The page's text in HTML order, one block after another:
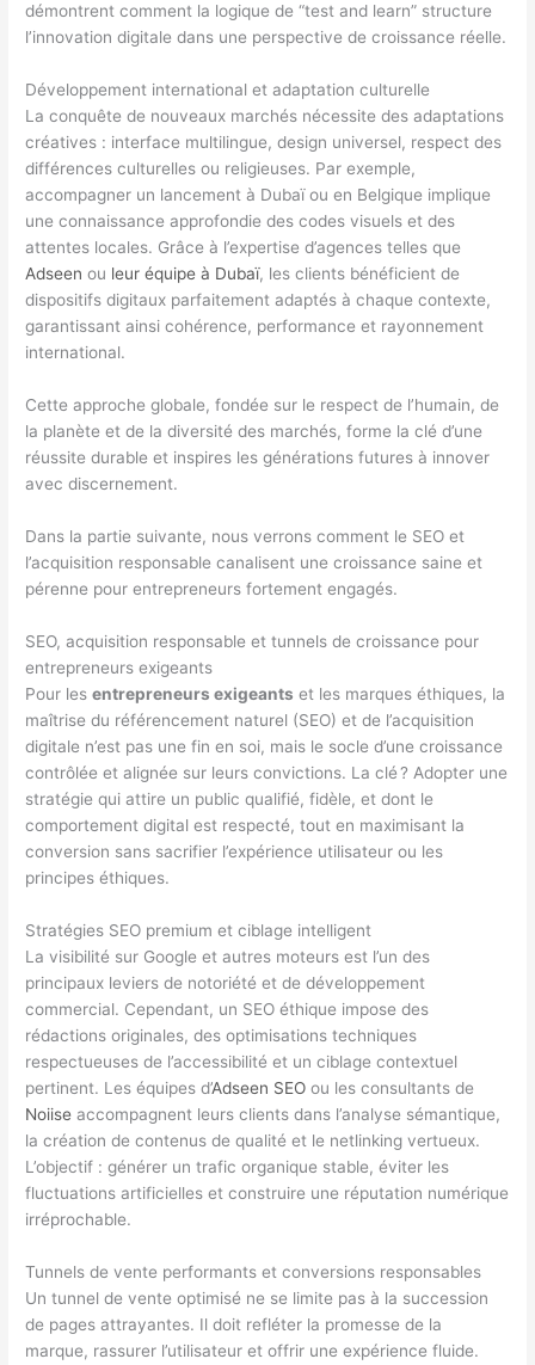
démontrent comment la logique de “test and learn” structure
l’innovation digitale dans une perspective de croissance réelle.
Développement international et adaptation culturelle
La conquête de nouveaux marchés nécessite des adaptations
créatives : interface multilingue, design universel, respect des
différences culturelles ou religieuses. Par exemple,
accompagner un lancement à Dubaï ou en Belgique implique
une connaissance approfondie des codes visuels et des
attentes locales. Grâce à l’expertise d’agences telles que
Adseen ou leur équipe à Dubaï, les clients bénéficient de
dispositifs digitaux parfaitement adaptés à chaque contexte,
garantissant ainsi cohérence, performance et rayonnement
international.
Cette approche globale, fondée sur le respect de l’humain, de
la planète et de la diversité des marchés, forme la clé d’une
réussite durable et inspires les générations futures à innover
avec discernement.
Dans la partie suivante, nous verrons comment le SEO et
l’acquisition responsable canalisent une croissance saine et
pérenne pour entrepreneurs fortement engagés.
SEO, acquisition responsable et tunnels de croissance pour
entrepreneurs exigeants
Pour lesentrepreneurs exigeants et les marques éthiques, la
maîtrise du référencement naturel (SEO) et de l’acquisition
digitale n’est pas une fin en soi, mais le socle d’une croissance
contrôlée et alignée sur leurs convictions. La clé ? Adopter une
stratégie qui attire un public qualifié, fidèle, et dont le
comportement digital est respecté, tout en maximisant la
conversion sans sacrifier l’expérience utilisateur ou les
principes éthiques.
Stratégies SEO premium et ciblage intelligent
La visibilité sur Google et autres moteurs est l’un des
principaux leviers de notoriété et de développement
commercial. Cependant, un SEO éthique impose des
rédactions originales, des optimisations techniques
respectueuses de l’accessibilité et un ciblage contextuel
pertinent. Les équipes d’Adseen SEO ou les consultants de
Noiise accompagnent leurs clients dans l’analyse sémantique,
la création de contenus de qualité et le netlinking vertueux.
L’objectif : générer un trafic organique stable, éviter les
fluctuations artificielles et construire une réputation numérique
irréprochable.
Tunnels de vente performants et conversions responsables
Un tunnel de vente optimisé ne se limite pas à la succession
de pages attrayantes. Il doit refléter la promesse de la
marque, rassurer l’utilisateur et offrir une expérience fluide.